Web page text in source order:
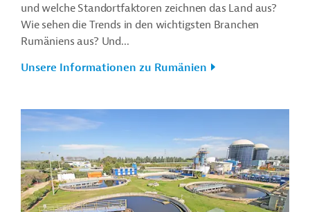
und welche Standortfaktoren zeichnen das Land aus?
Wie sehen die Trends in den wichtigsten Branchen
Rumäniens aus? Und...
Unsere Informationen zu Rumänien